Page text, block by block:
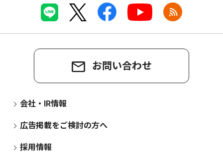
お問い合わせ
会社・IR情報
広告掲載をご検討の方へ
採用情報